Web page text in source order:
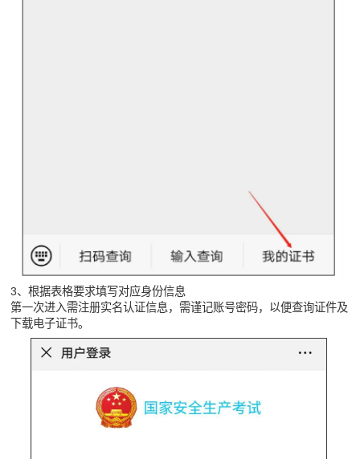
3、根据表格要求填写对应身份信息
第一次进入需注册实名认证信息，需谨记账号密码，以便查询证件及
下载电子证书。